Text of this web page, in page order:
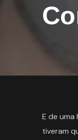
E de
tiveram